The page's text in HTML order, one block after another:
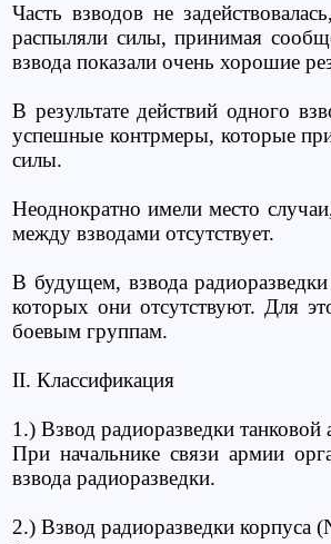
Часть взводов не
распыляли силы, принимая
взвода показали очень хорошие
В результате действий одного
успешные контрмеры, которые
силы.
Неоднократно имели место
между взводами отсутствует.
В будущем, взвода
которых они отсутствуют. Для
боевым группам.
II. Классификация
1.) Взвод радиоразведки танковой
При начальнике связи армии
взвода радиоразведки.
2.) Взвод радиоразведки корпуса